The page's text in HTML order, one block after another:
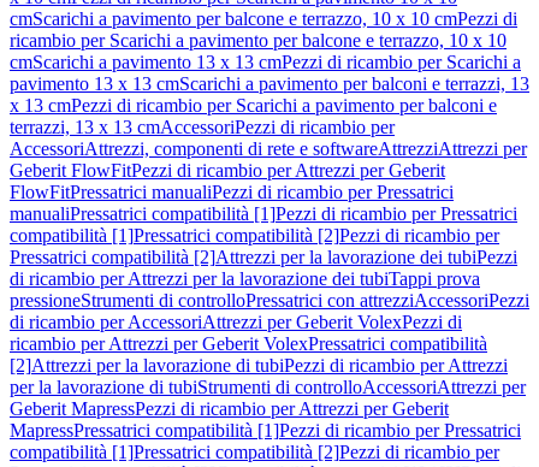
cmScarichi a pavimento per balcone e terrazzo, 10 x 10 cmPezzi di
ricambio per Scarichi a pavimento per balcone e terrazzo, 10 x 10
cmScarichi a pavimento 13 x 13 cmPezzi di ricambio per Scarichi a
pavimento 13 x 13 cmScarichi a pavimento per balconi e terrazzi, 13
x 13 cmPezzi di ricambio per Scarichi a pavimento per balconi e
terrazzi, 13 x 13 cmAccessoriPezzi di ricambio per
AccessoriAttrezzi, componenti di rete e softwareAttrezziAttrezzi per
Geberit FlowFitPezzi di ricambio per Attrezzi per Geberit
FlowFitPressatrici manualiPezzi di ricambio per Pressatrici
manualiPressatrici compatibilità [1]Pezzi di ricambio per Pressatrici
compatibilità [1]Pressatrici compatibilità [2]Pezzi di ricambio per
Pressatrici compatibilità [2]Attrezzi per la lavorazione dei tubiPezzi
di ricambio per Attrezzi per la lavorazione dei tubiTappi prova
pressioneStrumenti di controlloPressatrici con attrezziAccessoriPezzi
di ricambio per AccessoriAttrezzi per Geberit VolexPezzi di
ricambio per Attrezzi per Geberit VolexPressatrici compatibilità
[2]Attrezzi per la lavorazione di tubiPezzi di ricambio per Attrezzi
per la lavorazione di tubiStrumenti di controlloAccessoriAttrezzi per
Geberit MapressPezzi di ricambio per Attrezzi per Geberit
MapressPressatrici compatibilità [1]Pezzi di ricambio per Pressatrici
compatibilità [1]Pressatrici compatibilità [2]Pezzi di ricambio per